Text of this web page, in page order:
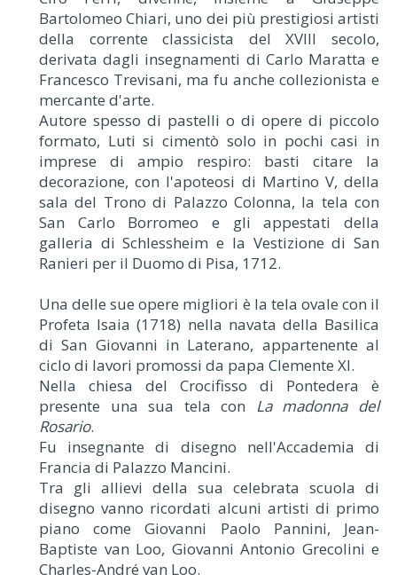
Bartolomeo Chiari, uno dei più prestigiosi artisti
della corrente classicista del XVIII secolo,
derivata dagli insegnamenti di Carlo Maratta e
Francesco Trevisani, ma fu anche collezionista e
mercante d'arte.
Autore spesso di pastelli o di opere di piccolo
formato, Luti si cimentò solo in pochi casi in
imprese di ampio respiro: basti citare la
decorazione, con l'apoteosi di Martino V, della
sala del Trono di Palazzo Colonna, la tela con
San Carlo Borromeo e gli appestati della
galleria di Schlessheim e la Vestizione di San
Ranieri per il Duomo di Pisa, 1712.
Una delle sue opere migliori è la tela ovale con il
Profeta Isaia (1718) nella navata della Basilica
di San Giovanni in Laterano, appartenente al
ciclo di lavori promossi da papa Clemente XI.
Nella chiesa del Crocifisso di Pontedera è
presente una sua tela con La madonna del
Rosario.
Fu insegnante di disegno nell'Accademia di
Francia di Palazzo Mancini.
Tra gli allievi della sua celebrata scuola di
disegno vanno ricordati alcuni artisti di primo
piano come Giovanni Paolo Pannini, Jean-
Baptiste van Loo, Giovanni Antonio Grecolini e
Charles-André van Loo.